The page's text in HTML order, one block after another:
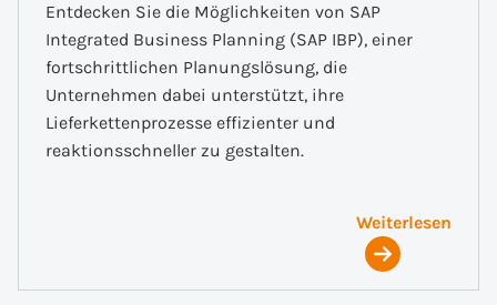
Entdecken Sie die Möglichkeiten von SAP
Integrated Business Planning (SAP IBP), einer
fortschrittlichen Planungslösung, die
Unternehmen dabei unterstützt, ihre
Lieferkettenprozesse effizienter und
reaktionsschneller zu gestalten.
Weiterlesen